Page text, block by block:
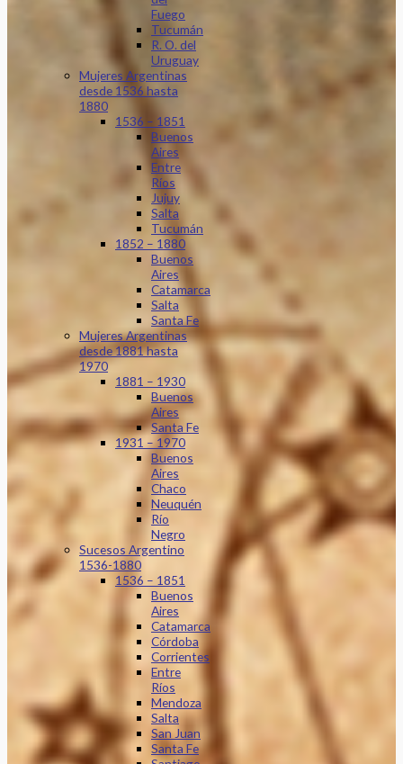
Fuego
Tucumán
R. O. del
Uruguay
Mujeres Argentinas
desde 1536 hasta
1880
1536 – 1851
Buenos
Aires
Entre
Ríos
Jujuy
Salta
Tucumán
1852 – 1880
Buenos
Aires
Catamarca
Salta
Santa Fe
Mujeres Argentinas
desde 1881 hasta
1970
1881 – 1930
Buenos
Aires
Santa Fe
1931 – 1970
Buenos
Aires
Chaco
Neuquén
Río
Negro
Sucesos Argentino
1536-1880
1536 – 1851
Buenos
Aires
Catamarca
Córdoba
Corrientes
Entre
Ríos
Mendoza
Salta
San Juan
Santa Fe